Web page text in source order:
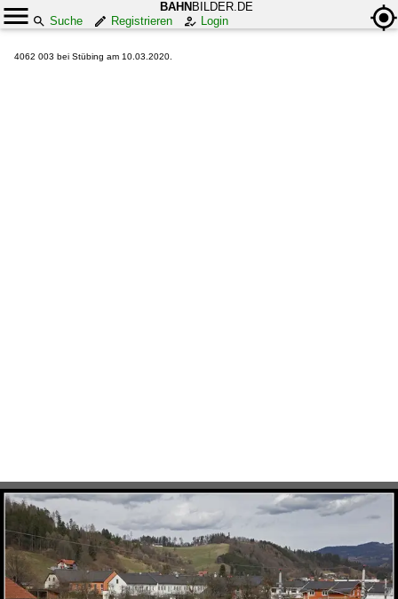
BAHN BILDER.DE
Suche
Registrieren Login
4062 003 bei Stübing am 10.03.2020.